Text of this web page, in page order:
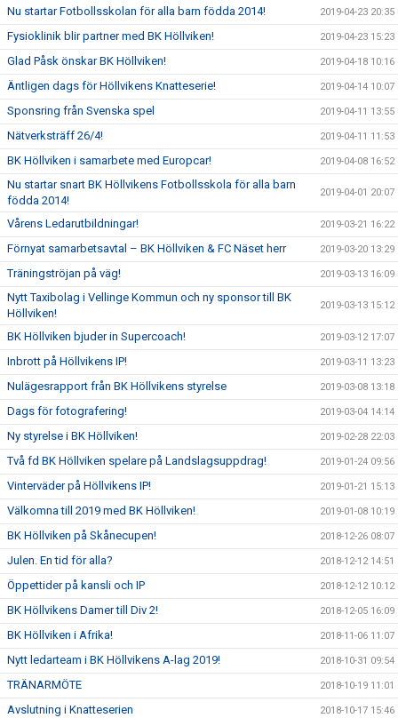
Nu startar Fotbollsskolan för alla barn födda 2014! 2019-04-23 20:35
Fysioklinik blir partner med BK Höllviken! 2019-04-23 15:23
Glad Påsk önskar BK Höllviken! 2019-04-18 10:16
Äntligen dags för Höllvikens Knatteserie! 2019-04-14 10:07
Sponsring från Svenska spel 2019-04-11 13:55
Nätverksträff 26/4! 2019-04-11 11:53
BK Höllviken i samarbete med Europcar! 2019-04-08 16:52
Nu startar snart BK Höllvikens Fotbollsskola för alla barn
födda 2014!
2019-04-01 20:07
Vårens Ledarutbildningar! 2019-03-21 16:22
Förnyat samarbetsavtal – BK Höllviken & FC Näset herr 2019-03-20 13:29
Träningströjan på väg! 2019-03-13 16:09
Nytt Taxibolag i Vellinge Kommun och ny sponsor till BK
Höllviken!
2019-03-13 15:12
BK Höllviken bjuder in Supercoach! 2019-03-12 17:07
Inbrott på Höllvikens IP! 2019-03-11 13:23
Nulägesrapport från BK Höllvikens styrelse 2019-03-08 13:18
Dags för fotografering! 2019-03-04 14:14
Ny styrelse i BK Höllviken! 2019-02-28 22:03
Två fd BK Höllviken spelare på Landslagsuppdrag! 2019-01-24 09:56
Vinterväder på Höllvikens IP! 2019-01-21 15:13
Välkomna till 2019 med BK Höllviken! 2019-01-08 10:19
BK Höllviken på Skånecupen! 2018-12-26 08:07
Julen. En tid för alla? 2018-12-12 14:51
Öppettider på kansli och IP 2018-12-12 10:12
BK Höllvikens Damer till Div 2! 2018-12-05 16:09
BK Höllviken i Afrika! 2018-11-06 11:07
Nytt ledarteam i BK Höllvikens A-lag 2019! 2018-10-31 09:54
TRÄNARMÖTE 2018-10-19 11:01
Avslutning i Knatteserien 2018-10-17 15:46